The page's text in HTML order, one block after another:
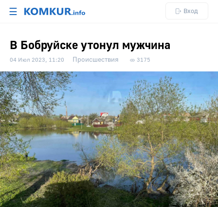
☰ Вход
В Бобруйске утонул мужчина
04 Июл 2023, 11:20 Происшествия 3175